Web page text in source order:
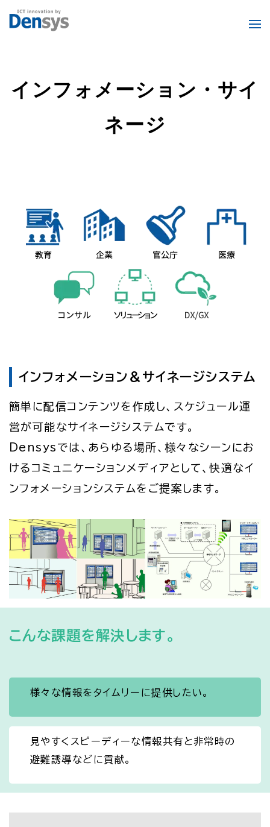
インフォメーション・サイ
ネージ
インフォメーション＆サイネージシステム
簡単に配信コンテンツを作成し、スケジュール運
営が可能なサイネージシステムです。
Densysでは、あらゆる場所、様々なシーンにお
けるコミュニケーションメディアとして、快適なイ
ンフォメーションシステムをご提案します。
こんな課題を解決します。
様々な情報をタイムリーに提供したい。
見やすくスピーディーな情報共有と非常時の
避難誘導などに貢献。